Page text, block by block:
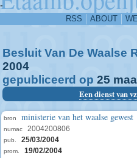
-
RSS ABOUT
Besluit Van De Waalse
2004
gepubliceerd op 25
Een dienst van
bron ministerie van het waalse gewest
numac 2004200806
pub. 25/03/2004
prom. 19/02/2004